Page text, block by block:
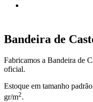
Bandeira de
Fabricamos a Bandeira de
oficial.
Estoque em tamanho
gr/m2.